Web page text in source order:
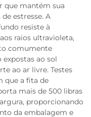
que mantém sua
estresse. A
resiste à
raios ultravioleta,
comumente
expostas ao sol
ao ar livre. Testes
que a fita de
mais de 500 libras
proporcionando
da embalagem e